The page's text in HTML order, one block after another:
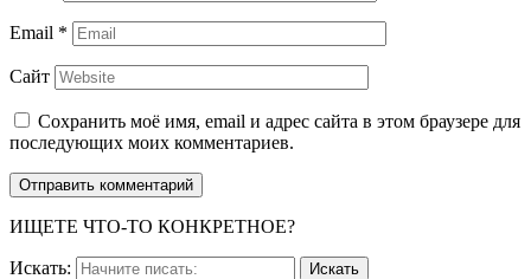
Email *
Сайт
Сохранить моё имя, email и адрес сайта в этом браузере для
последующих моих комментариев.
ИЩЕТЕ ЧТО-ТО КОНКРЕТНОЕ?
Искать: